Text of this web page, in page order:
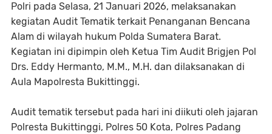
Polri pada Selasa, 21 Januari 2026, melaksanakan
kegiatan Audit Tematik terkait Penanganan Bencana
Alam di wilayah hukum Polda Sumatera Barat.
Kegiatan ini dipimpin oleh Ketua Tim Audit Brigjen Pol
Drs. Eddy Hermanto, M.M., M.H. dan dilaksanakan di
Aula Mapolresta Bukittinggi.
Audit tematik tersebut pada hari ini diikuti oleh jajaran
Polresta Bukittinggi, Polres 50 Kota, Polres Padang